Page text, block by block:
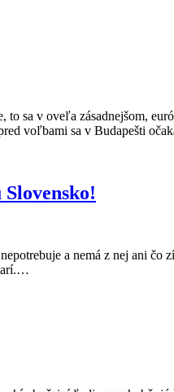
sa v oveľa zásadnejšom,
voľbami sa v Budapešti
a nemá z nej ani